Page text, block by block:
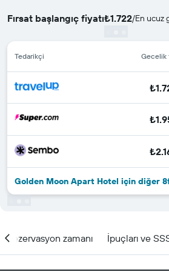
Fırsat başlangıç fiyatı₺1.722/En ucuz
Tedarikçi Gecelik
Golden Moon Apart Hotel için diğer
Rezervasyon zamanı İpuçları ve